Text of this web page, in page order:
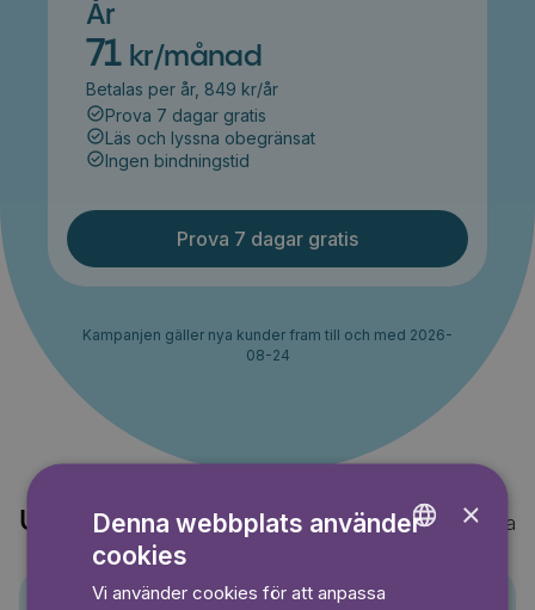
År
71 kr/månad
Betalas per år, 849 kr/år
Prova 7 dagar gratis
Läs och lyssna obegränsat
Ingen bindningstid
Prova 7 dagar gratis
Kampanjen gäller nya kunder fram till och med 2026-
08-24
Upptäck också Visa alla
×
Denna webbplats använder
cookies
Vi använder cookies för att anpassa